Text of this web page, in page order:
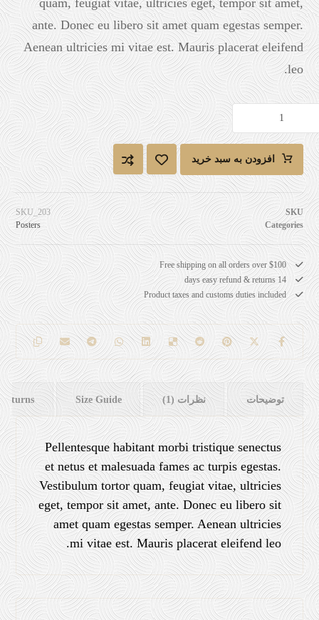
quam, feugiat vitae, ultricies eget, tempor sit amet,
ante. Donec eu libero sit amet quam egestas semper.
Aenean ultricies mi vitae est. Mauris placerat eleifend
leo.
افزودن به سبد خرید
SKU
SKU_203
Categories
Posters
Free shipping on all orders over $100
14 days easy refund & returns
Product taxes and customs duties included
توضیحات نظرات (1) Size Guide
Pellentesque habitant morbi tristique senectus
et netus et malesuada fames ac turpis egestas.
Vestibulum tortor quam, feugiat vitae, ultricies
eget, tempor sit amet, ante. Donec eu libero sit
amet quam egestas semper. Aenean ultricies
mi vitae est. Mauris placerat eleifend leo.